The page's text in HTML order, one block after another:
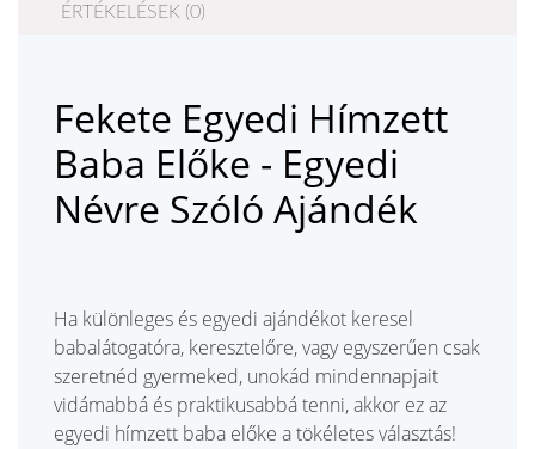
ÉRTÉKELÉSEK (0)
Fekete Egyedi Hímzett
Baba Előke - Egyedi
Névre Szóló Ajándék
Ha különleges és egyedi ajándékot keresel
babalátogatóra, keresztelőre, vagy egyszerűen csak
szeretnéd gyermeked, unokád mindennapjait
vidámabbá és praktikusabbá tenni, akkor ez az
egyedi hímzett baba előke a tökéletes választás!